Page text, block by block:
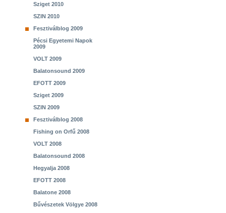
Sziget 2010
SZIN 2010
Fesztiválblog 2009
Pécsi Egyetemi Napok
2009
VOLT 2009
Balatonsound 2009
EFOTT 2009
Sziget 2009
SZIN 2009
Fesztiválblog 2008
Fishing on Orfű 2008
VOLT 2008
Balatonsound 2008
Hegyalja 2008
EFOTT 2008
Balatone 2008
Bűvészetek Völgye 2008